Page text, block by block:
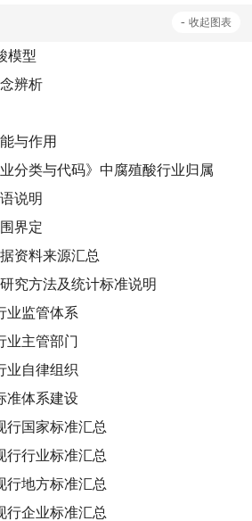
- 收起图表
模型
辨析
与作用
业分类与代码》中腐殖酸行业归属
说明
界定
资料来源汇总
究方法及统计标准说明
业监管体系
业主管部门
业自律组织
准体系建设
行国家标准汇总
行行业标准汇总
行地方标准汇总
行企业标准汇总